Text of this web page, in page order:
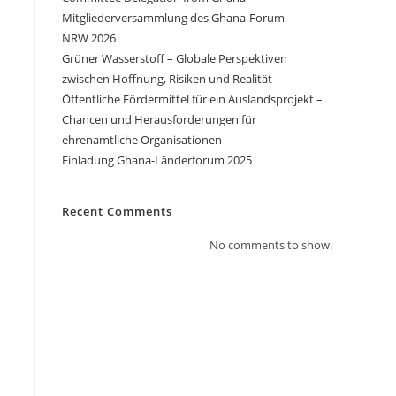
Mitgliederversammlung des Ghana-Forum
NRW 2026
Grüner Wasserstoff – Globale Perspektiven
zwischen Hoffnung, Risiken und Realität
Öffentliche Fördermittel für ein Auslandsprojekt –
Chancen und Herausforderungen für
ehrenamtliche Organisationen
Einladung Ghana-Länderforum 2025
Recent Comments
No comments to show.